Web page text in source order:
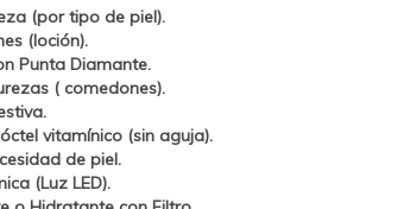
(por tipo de piel).
(loción).
Punta Diamante.
( comedones).
vitamínico (sin aguja).
de piel.
(Luz LED).